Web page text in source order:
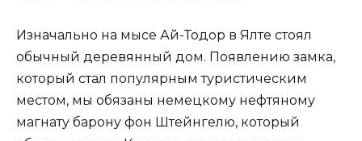
Изначально на мысе Ай-Тодор в Ялте стоял
обычный деревянный дом. Появлению замка,
который стал популярным туристическим
местом, мы обязаны немецкому нефтяному
магнату барону фон Штейнгелю, который